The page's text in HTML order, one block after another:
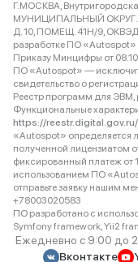
Г.МОСКВА,
МУНИЦИПАЛЬНЫЙ ОКРУГ
Д. 10, ПОМЕЩ. 41Н/9, ОКВЭД
разработке ПО
Приказу Минцифры от
ПО «Autospot» —
свидетельство о
Реестр программ для ЭВМ,
Функциональные
https://
«Autospot» определяется
полученной лицензиатом
фиксированный платеж от
использованием ПО
отправьте заявку нашим
+78003020583
ПО разработано с
Symfony framework, Yii2
Ежедневно с 9:00 до
Вконтакте